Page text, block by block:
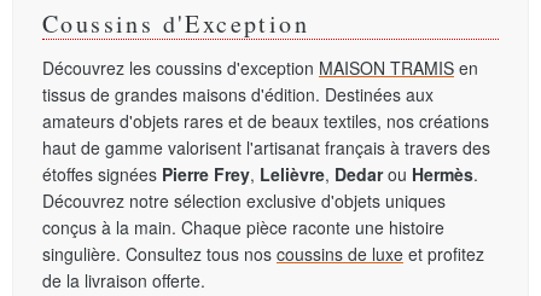
Coussins d'Exception
Découvrez les coussins d'exception MAISON TRAMIS en
tissus de grandes maisons d'édition. Destinées aux
amateurs d'objets rares et de beaux textiles, nos créations
haut de gamme valorisent l'artisanat français à travers des
étoffes signées Pierre Frey, Lelièvre, Dedarou Hermès.
Découvrez notre sélection exclusive d'objets uniques
conçus à la main. Chaque pièce raconte une histoire
singulière. Consultez tous nos coussins de luxe et profitez
de la livraison offerte.